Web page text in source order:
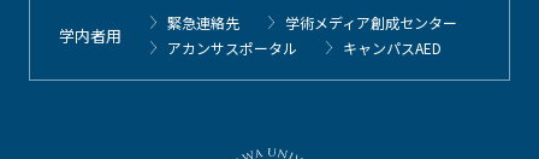
学内者用
緊急連絡先
学術メディア創成センター
アカンサスポータル
キャンパスAED